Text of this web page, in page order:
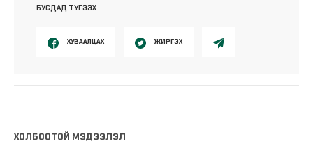
БУСДАД ТҮГЭЭХ
ХУВААЛЦАХ ЖИРГЭХ
ХОЛБООТОЙ МЭДЭЭЛЭЛ